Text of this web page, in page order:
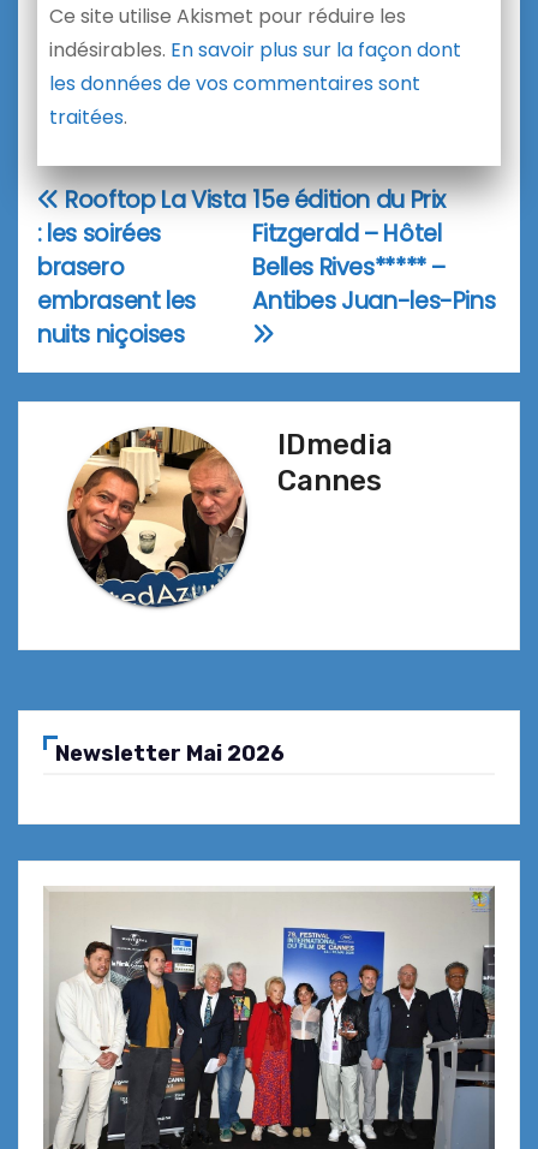
Ce site utilise Akismet pour réduire les
indésirables. En savoir plus sur la façon dont
les données de vos commentaires sont
traitées.
Navigation
de
l’article
15e édition du Prix
Fitzgerald – Hôtel
Belles Rives***** –
Antibes Juan-les-Pins
Rooftop La Vista
: les soirées
brasero
embrasent les
nuits niçoises
IDmedia
Cannes
Newsletter Mai 2026